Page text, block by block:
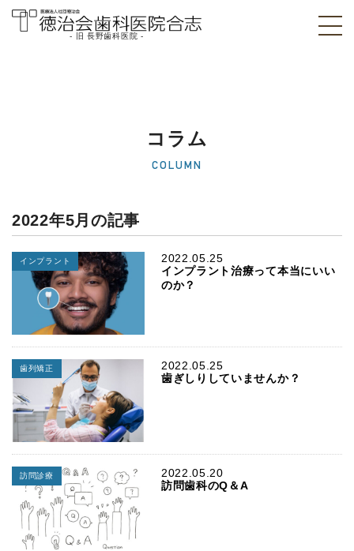
医院]｜熊本県合志
- 旧 長野歯科医院 -
コラム
COLUMN
2022年5月の記事
2022.05.25
インプラント
インプラント治療って本当にいい
のか？
2022.05.25
歯列矯正
歯ぎしりしていませんか？
2022.05.20
訪問診療
訪問歯科のQ＆A